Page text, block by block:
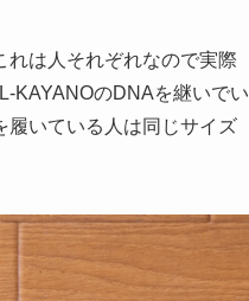
れは人それぞれなので実際
KAYANOのDNAを継いでい
履いている人は同じサイズ